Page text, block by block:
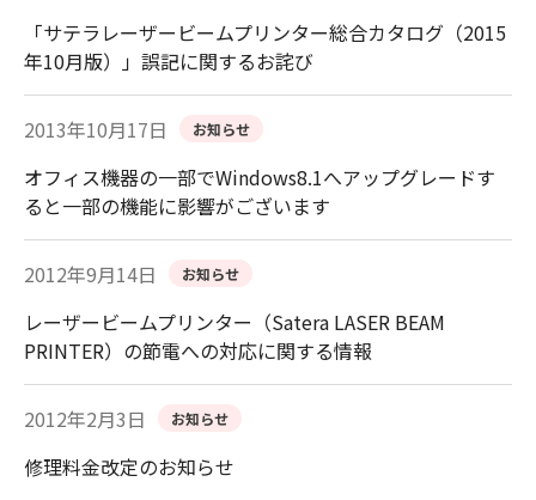
「サテラレーザービームプリンター総合カタログ（2015
年10月版）」誤記に関するお詫び
2013年10月17日 お知らせ
オフィス機器の一部でWindows8.1へアップグレードす
ると一部の機能に影響がございます
2012年9月14日 お知らせ
レーザービームプリンター（Satera LASER BEAM
PRINTER）の節電への対応に関する情報
2012年2月3日 お知らせ
修理料金改定のお知らせ